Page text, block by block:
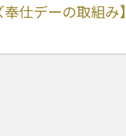
仕デーの取組み】